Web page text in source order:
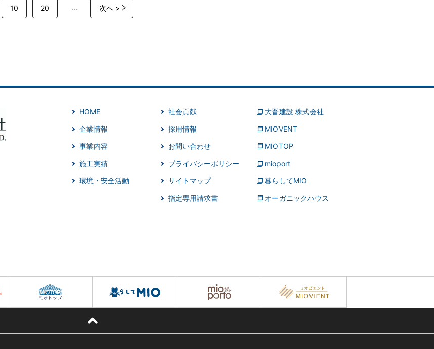
10 20 ... 次へ >
HOME
企業情報
事業内容
施工実績
環境・安全活動
社会貢献
採用情報
お問い合わせ
プライバシーポリシー
サイトマップ
指定専用請求書
大晋建設 株式会社
MIOVENT
MIOTOP
mioport
暮らしてMIO
オーガニックハウス